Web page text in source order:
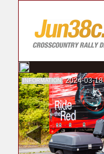
INFORMATION 2024-03-18